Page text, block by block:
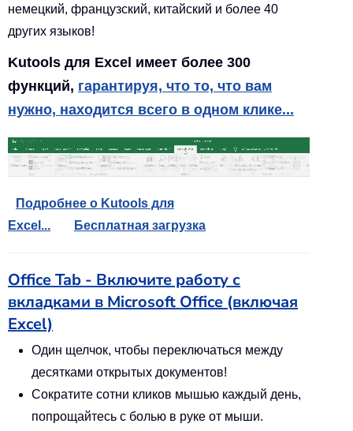
немецкий, французский, китайский и более 40
других языков!
Kutools для Excel имеет более 300
функций, гарантируя, что то, что вам
нужно, находится всего в одном клике...
Подробнее о Kutools для
Excel...
Бесплатная загрузка
Office Tab - Включите работу с
вкладками в Microsoft Office (включая
Excel)
Один щелчок, чтобы переключаться между
десятками открытых документов!
Сократите сотни кликов мышью каждый день,
попрощайтесь с болью в руке от мыши.